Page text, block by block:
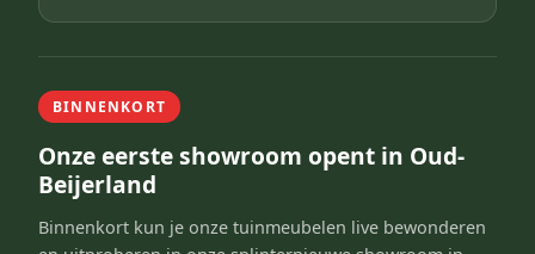
BINNENKORT
Onze eerste showroom opent in Oud-
Beijerland
Binnenkort kun je onze tuinmeubelen live bewonderen